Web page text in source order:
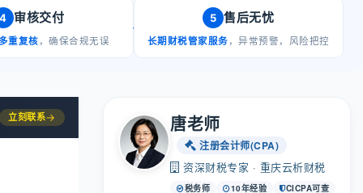
4 审核交付
重复核 ，确保合规无误
5 售后无忧
长期财税管家服务 ，异常预警，风险把控
立刻联系→ 唐老师
注册会计师(CPA)
资深财税专家 · 重庆云析财税
税务师 10年经验 CICPA可查